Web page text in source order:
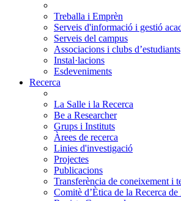
Treballa i Emprèn
Serveis d'informació i gestió
Serveis del campus
Associacions i clubs d’estudiants
Instal·lacions
Esdeveniments
Recerca
La Salle i la Recerca
Be a Researcher
Grups i Instituts
Àrees de recerca
Linies d'investigació
Projectes
Publicacions
Transferència de coneixement i
Comitè d’Ètica de la Recerca de